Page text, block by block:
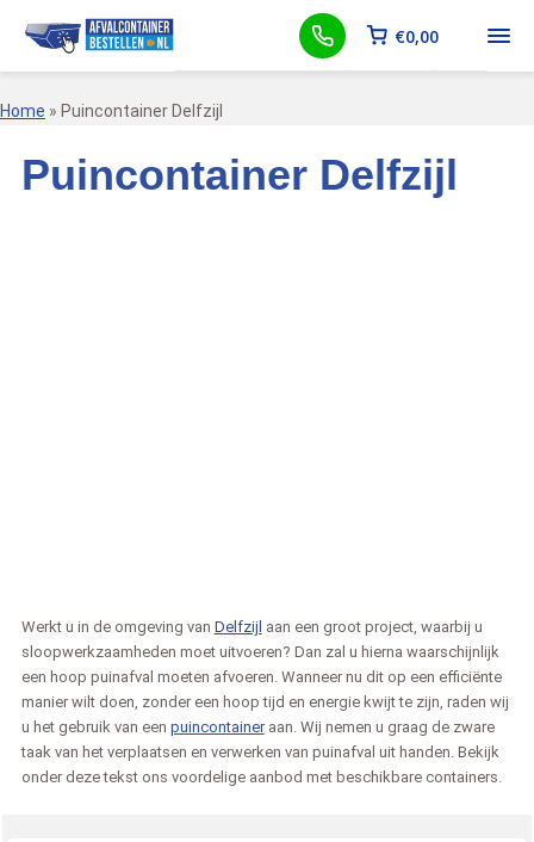
€0,00
Home » Puincontainer Delfzijl
Puincontainer Delfzijl
Werkt u in de omgeving van Delfzijl aan een groot project, waarbij u
sloopwerkzaamheden moet uitvoeren? Dan zal u hierna waarschijnlijk
een hoop puinafval moeten afvoeren. Wanneer nu dit op een efficiënte
manier wilt doen, zonder een hoop tijd en energie kwijt te zijn, raden wij
u het gebruik van een puincontaineraan. Wij nemen u graag de zware
taak van het verplaatsen en verwerken van puinafval uit handen. Bekijk
onder deze tekst ons voordelige aanbod met beschikbare containers.